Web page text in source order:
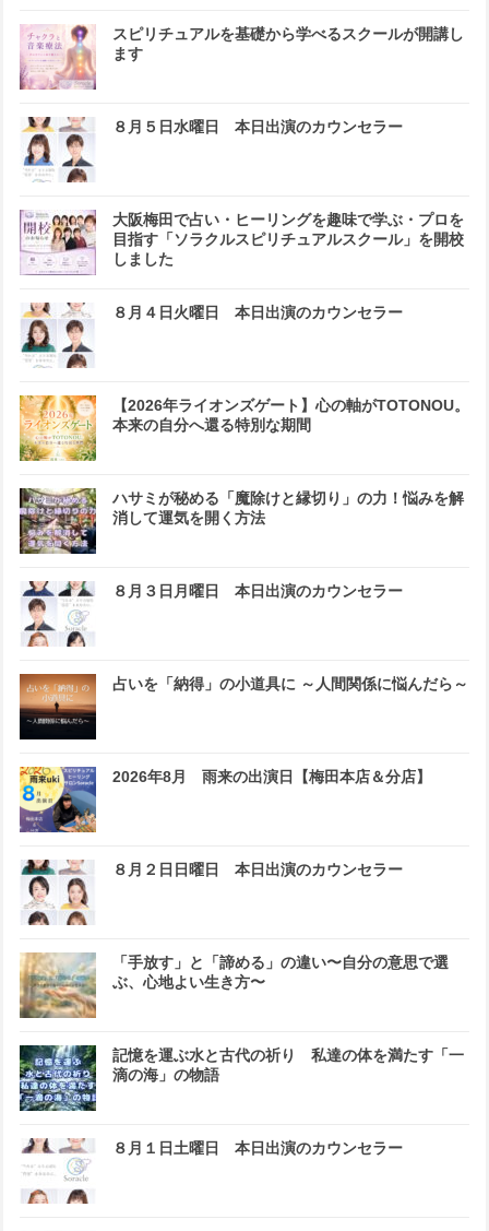
スピリチュアルを基礎から学べるスクールが開講し
ます
８月５日水曜日 本日出演のカウンセラー
大阪梅田で占い・ヒーリングを趣味で学ぶ・プロを
目指す「ソラクルスピリチュアルスクール」を開校
しました
８月４日火曜日 本日出演のカウンセラー
【2026年ライオンズゲート】心の軸がTOTONOU。
本来の自分へ還る特別な期間
ハサミが秘める「魔除けと縁切り」の力！悩みを解
消して運気を開く方法
８月３日月曜日 本日出演のカウンセラー
占いを「納得」の小道具に ～人間関係に悩んだら～
2026年8月 雨来の出演日【梅田本店＆分店】
８月２日日曜日 本日出演のカウンセラー
「手放す」と「諦める」の違い〜自分の意思で選
ぶ、心地よい生き方〜
記憶を運ぶ水と古代の祈り 私達の体を満たす「一
滴の海」の物語
８月１日土曜日 本日出演のカウンセラー